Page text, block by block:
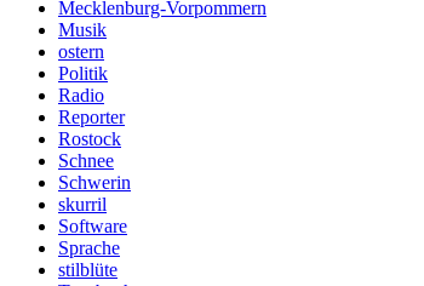
Mecklenburg-Vorpommern
Musik
ostern
Politik
Radio
Reporter
Rostock
Schnee
Schwerin
skurril
Software
Sprache
stilblüte